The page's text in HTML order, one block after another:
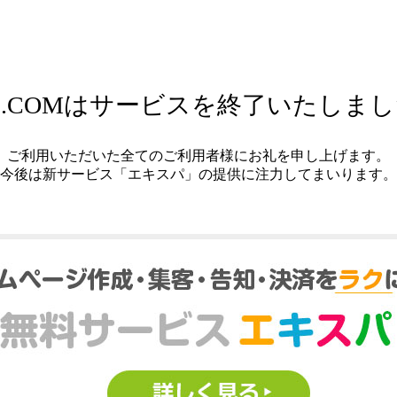
はサービスを終了いたしま
ご利用いただいた全てのご利用者様にお礼を申し上げます。
今後は新サービス「エキスパ」の提供に注力してまいります。